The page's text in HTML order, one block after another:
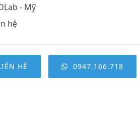
- Mỹ
hệ
HỆ 0947.166.718